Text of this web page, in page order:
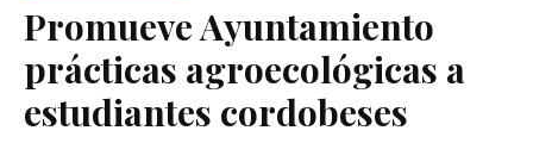
Promueve Ayuntamiento
prácticas agroecológicas a
estudiantes cordobeses